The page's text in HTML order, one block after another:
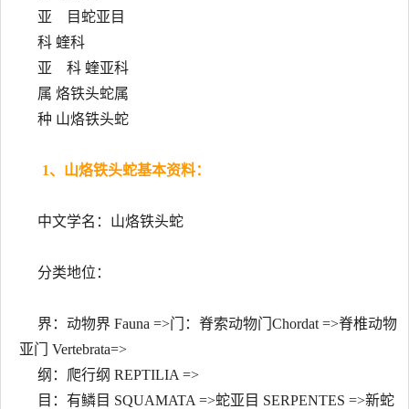
亚 目蛇亚目
科 蝰科
亚 科 蝰亚科
属 烙铁头蛇属
种 山烙铁头蛇
1、山烙铁头蛇基本资料：
中文学名：山烙铁头蛇
分类地位：
界：动物界 Fauna =>门：脊索动物门Chordat =>脊椎动物
亚门 Vertebrata=>
纲：爬行纲 REPTILIA =>
目：有鳞目 SQUAMATA =>蛇亚目 SERPENTES =>新蛇